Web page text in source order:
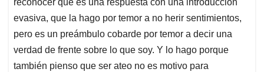
reconocer que es una respuesta con una introducción
evasiva, que la hago por temor a no herir sentimientos,
pero es un preámbulo cobarde por temor a decir una
verdad de frente sobre lo que soy. Y lo hago porque
también pienso que ser ateo no es motivo para